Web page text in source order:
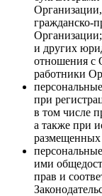
гражданско-
и других
отношения с
работники
при
в том числе
а также при
размещенных
ими
прав и